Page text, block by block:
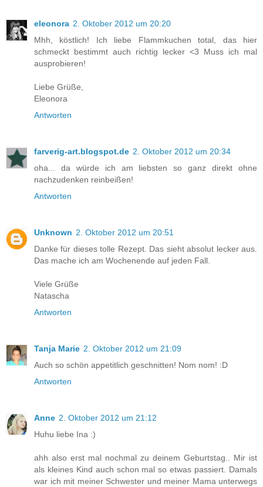
eleonora 2. Oktober 2012 um 20:20
Mhh, köstlich! Ich liebe Flammkuchen total, das hier
schmeckt bestimmt auch richtig lecker <3 Muss ich mal
ausprobieren!
Liebe Grüße,
Eleonora
Antworten
farverig-art.blogspot.de 2. Oktober 2012 um 20:34
oha... da würde ich am liebsten so ganz direkt ohne
nachzudenken reinbeißen!
Antworten
Unknown 2. Oktober 2012 um 20:51
Danke für dieses tolle Rezept. Das sieht absolut lecker aus.
Das mache ich am Wochenende auf jeden Fall.
Viele Grüße
Natascha
Antworten
Tanja Marie 2. Oktober 2012 um 21:09
Auch so schön appetitlich geschnitten! Nom nom! :D
Antworten
Anne 2. Oktober 2012 um 21:12
Huhu liebe Ina :)
ahh also erst mal nochmal zu deinem Geburtstag.. Mir ist
als kleines Kind auch schon mal so etwas passiert. Damals
war ich mit meiner Schwester und meiner Mama unterwegs